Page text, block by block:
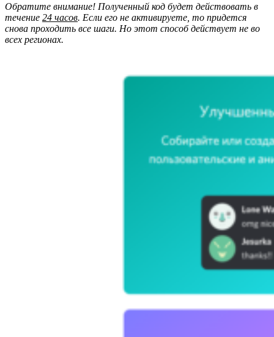
Обратите внимание! Полученный код будет действовать в
течение 24 часов. Если его не активируете, то придется
снова проходить все шаги. Но этот способ действует не во
всех регионах.